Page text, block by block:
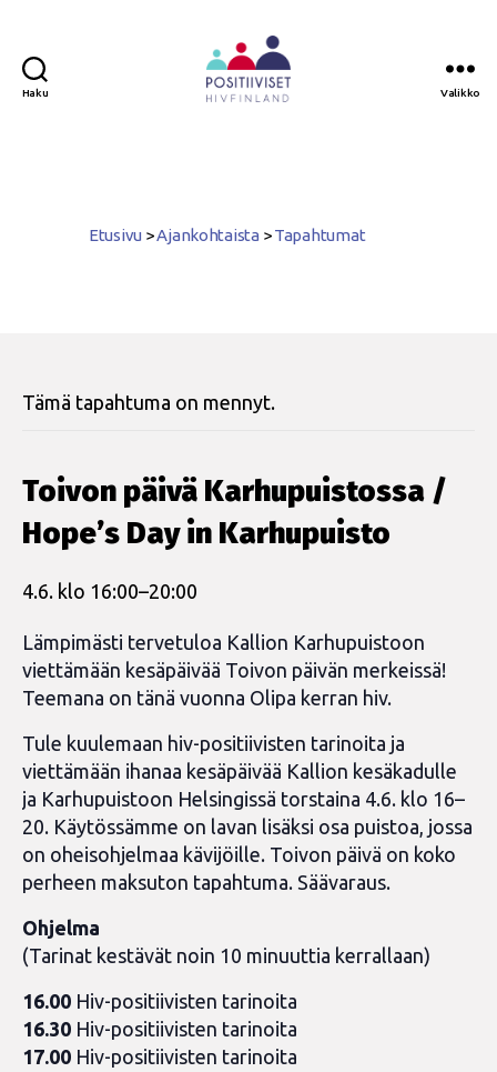
Haku Valikko
Etusivu >Ajankohtaista >Tapahtumat
Tämä tapahtuma on mennyt.
Toivon päivä Karhupuistossa /
Hope’s Day in Karhupuisto
4.6. klo 16:00–20:00
Lämpimästi tervetuloa Kallion Karhupuistoon
viettämään kesäpäivää Toivon päivän merkeissä!
Teemana on tänä vuonna Olipa kerran hiv.
Tule kuulemaan hiv-positiivisten tarinoita ja
viettämään ihanaa kesäpäivää Kallion kesäkadulle
ja Karhupuistoon Helsingissä torstaina 4.6. klo 16–
20. Käytössämme on lavan lisäksi osa puistoa, jossa
on oheisohjelmaa kävijöille. Toivon päivä on koko
perheen maksuton tapahtuma. Säävaraus.
Ohjelma
(Tarinat kestävät noin 10 minuuttia kerrallaan)
16.00 Hiv-positiivisten tarinoita
16.30 Hiv-positiivisten tarinoita
17.00 Hiv-positiivisten tarinoita